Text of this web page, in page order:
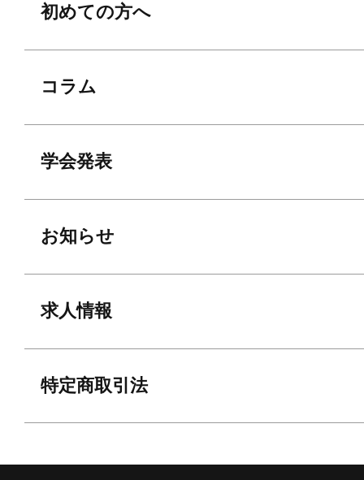
初めての方へ
コラム
学会発表
お知らせ
求人情報
特定商取引法